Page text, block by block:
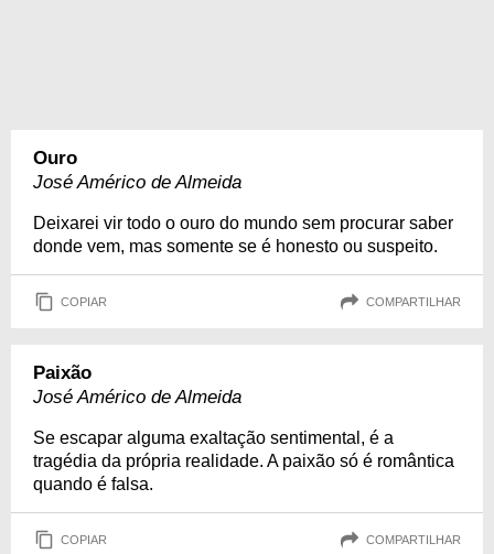
Ouro
José Américo de Almeida
Deixarei vir todo o ouro do mundo sem procurar saber
donde vem, mas somente se é honesto ou suspeito.
COPIAR COMPARTILHAR
Paixão
José Américo de Almeida
Se escapar alguma exaltação sentimental, é a
tragédia da própria realidade. A paixão só é romântica
quando é falsa.
COPIAR COMPARTILHAR